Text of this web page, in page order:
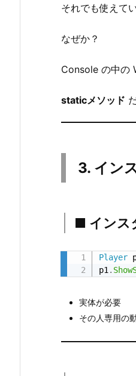
1.
イ
ス
ン
ス
ッ
t
a
メ
それでも使えて
なぜか？
Console の中の
staticメソッド
3. イン
■ インス
Player
p1 .
実体が必要
その人専用の